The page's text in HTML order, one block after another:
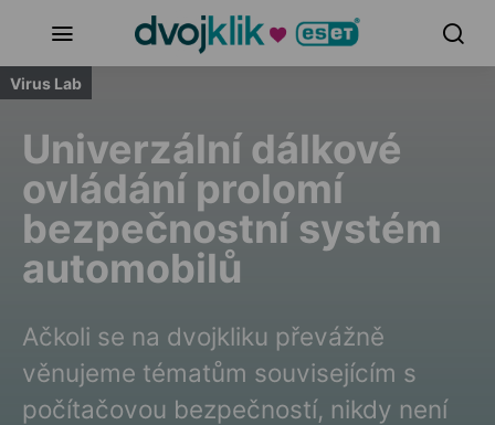
Virus Lab
Univerzální dálkové
ovládání prolomí
bezpečnostní systém
automobilů
Ačkoli se na dvojkliku převážně
věnujeme tématům souvisejícím s
počítačovou bezpečností, nikdy není